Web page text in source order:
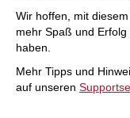
Wir hoffen, mit
mehr Spaß und
haben.
Mehr Tipps und
auf unseren